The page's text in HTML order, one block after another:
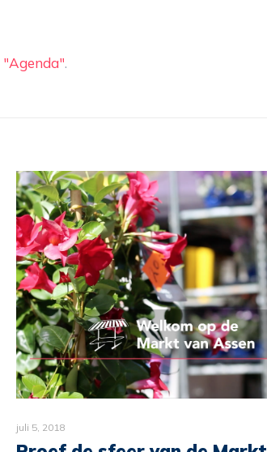
"Agenda".
juli 5, 2018